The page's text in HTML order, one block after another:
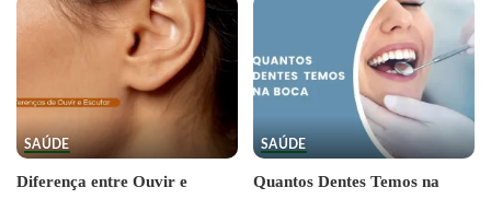
SAÚDE
Diferença entre Ouvir e
SAÚDE
Quantos Dentes Temos na